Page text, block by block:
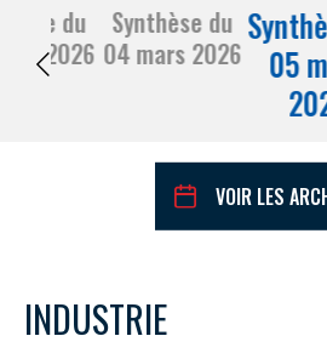
SYNTHÈSE DE PRESSE
COMMUNIQUÉS DE PRESSE
du
03 mars 2026
Synthèse du
04 mars 2026
05
VOIR LES
L
INDUSTRIE
PAS ENCORE
Rejoignez une filière
DEMANDE
Avez-vous un statut de